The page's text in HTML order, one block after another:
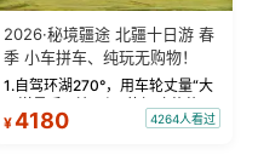
2026·秘境疆途 北疆十日游 春
季 小车拼车、纯玩无购物！
1.自驾环湖270°，用车轮丈量“大
西洋最后一滴眼泪”的极致蔚蓝，
让雪山、花海与深邃湖水在转弯
¥4180 4264人看过